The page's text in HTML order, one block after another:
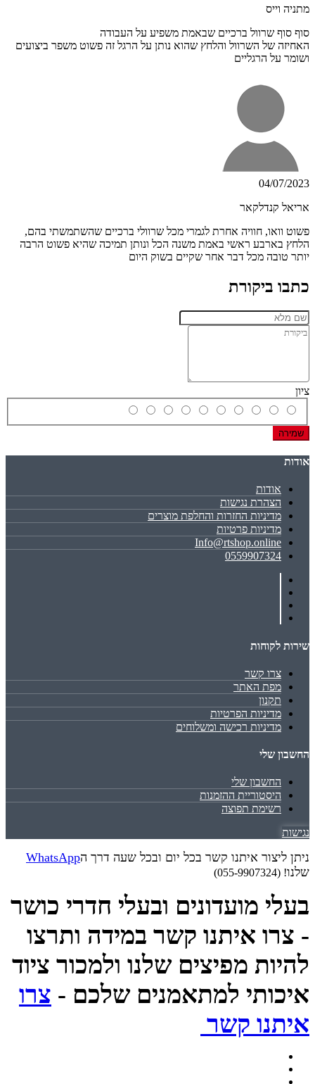
מתניה וייס
סוף סוף שרוול ברכיים שבאמת משפיע על העבודה
האחיזה של השרוול והלחץ שהוא נותן על הרגל זה פשוט משפר ביצועים
ושומר על הרגליים
04/07/2023
אריאל קנדלקאר
פשוט וואו, חוויה אחרת לגמרי מכל שרוולי ברכיים שהשתמשתי בהם,
הלחץ בארבע ראשי באמת משנה הכל ונותן תמיכה שהיא פשוט הרבה
יותר טובה מכל דבר אחר שקיים בשוק היום
כתבו ביקורת
ציון
שמירה
אודות
אודות
הצהרת נגישות
מדיניות החזרות והחלפת מוצרים
מדיניות פרטיות
Info@rtshop.online
0559907324
שירות לקוחות
צרו קשר
מפת האתר
תקנון
מדיניות הפרטיות
מדיניות רכישה ומשלוחים
החשבון שלי
החשבון שלי
היסטוריית ההזמנות
רשימת תפוצה
נגישות
ניתן ליצור איתנו קשר בכל יום ובכל שעה דרך הWhatsApp
שלנו! (055-9907324)
בעלי מועדונים ובעלי חדרי כושר
- צרו איתנו קשר במידה ותרצו
להיות מפיצים שלנו ולמכור ציוד
איכותי למתאמנים שלכם - צרו
איתנו קשר